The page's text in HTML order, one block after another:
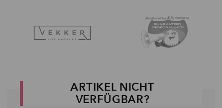
ARTIKEL NICHT
VERFÜGBAR?